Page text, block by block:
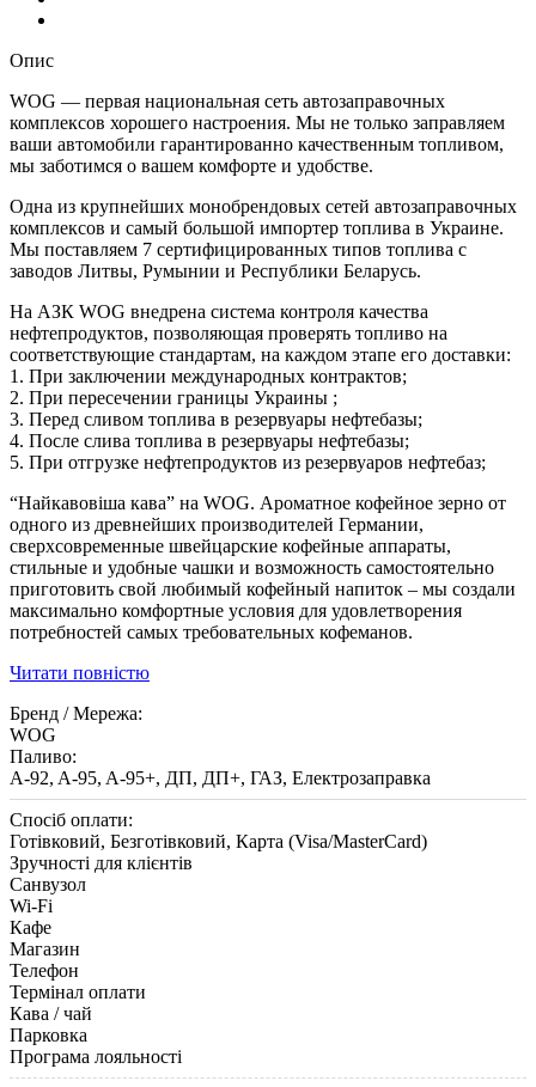
Опис
WOG — первая национальная сеть автозаправочных
комплексов хорошего настроения. Мы не только заправляем
ваши автомобили гарантированно качественным топливом,
мы заботимся о вашем комфорте и удобстве.
Одна из крупнейших монобрендовых сетей автозаправочных
комплексов и самый большой импортер топлива в Украине.
Мы поставляем 7 сертифицированных типов топлива с
заводов Литвы, Румынии и Республики Беларусь.
На АЗК WOG внедрена система контроля качества
нефтепродуктов, позволяющая проверять топливо на
соответствующие стандартам, на каждом этапе его доставки:
1. При заключении международных контрактов;
2. При пересечении границы Украины ;
3. Перед сливом топлива в резервуары нефтебазы;
4. После слива топлива в резервуары нефтебазы;
5. При отгрузке нефтепродуктов из резервуаров нефтебаз;
“Найкавовіша кава” на WOG. Ароматное кофейное зерно от
одного из древнейших производителей Германии,
сверхсовременные швейцарские кофейные аппараты,
стильные и удобные чашки и возможность самостоятельно
приготовить свой ​​любимый кофейный напиток – мы создали
максимально комфортные условия для удовлетворения
потребностей самых требовательных кофеманов.
Читати повністю
Бренд / Мережа:
WOG
Паливо:
A-92, A-95, A-95+, ДП, ДП+, ГАЗ, Електрозаправка
Спосіб оплати:
Готівковий, Безготівковий, Карта (Visa/MasterCard)
Зручності для клієнтів
Санвузол
Wi-Fi
Кафе
Магазин
Телефон
Термінал оплати
Кава / чай
Парковка
Програма лояльності